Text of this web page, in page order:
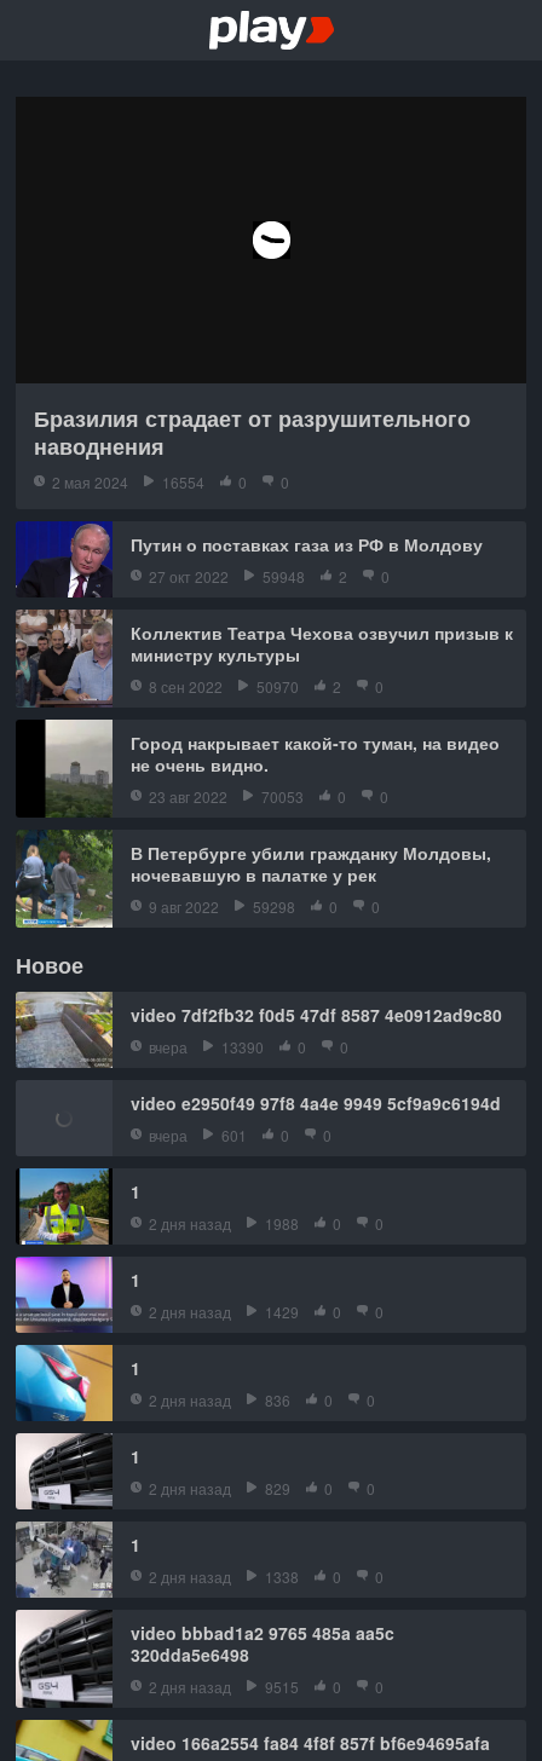
Бразилия страдает от разрушительного
наводнения
2 мая 2024 16554 0 0
Путин о поставках газа из РФ в Молдову
27 окт 2022 59948 2 0
Коллектив Театра Чехова озвучил призыв к
министру культуры
8 сен 2022 50970 2 0
Город накрывает какой-то туман, на видео
не очень видно.
23 авг 2022 70053 0 0
В Петербурге убили гражданку Молдовы,
ночевавшую в палатке у рек
9 авг 2022 59298 0 0
Новое
video 7df2fb32 f0d5 47df 8587 4e0912ad9c80
вчера 13390 0 0
video e2950f49 97f8 4a4e 9949 5cf9a9c6194d
вчера 601 0 0
1
2 дня назад 1988 0 0
1
2 дня назад 1429 0 0
1
2 дня назад 836 0 0
1
2 дня назад 829 0 0
1
2 дня назад 1338 0 0
video bbbad1a2 9765 485a aa5c
320dda5e6498
2 дня назад 9515 0 0
video 166a2554 fa84 4f8f 857f bf6e94695afa